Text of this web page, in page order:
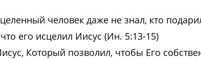
человек даже не знал, кто
его исцелил Иисус (Ин. 5:13-15)
Который позволил, чтобы Его